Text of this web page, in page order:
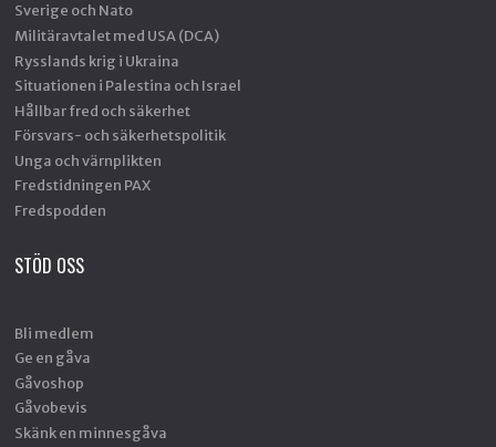
Sverige och Nato
Militäravtalet med USA (DCA)
Rysslands krig i Ukraina
Situationen i Palestina och Israel
Hållbar fred och säkerhet
Försvars- och säkerhetspolitik
Unga och värnplikten
Fredstidningen PAX
Fredspodden
STÖD OSS
Bli medlem
Ge en gåva
Gåvoshop
Gåvobevis
Skänk en minnesgåva